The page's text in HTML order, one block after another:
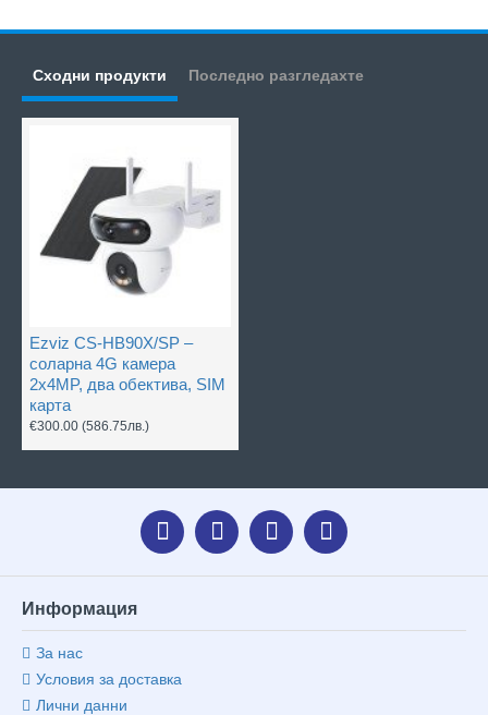
Сходни продукти Последно разгледахте
Ezviz CS-HB90X/SP –
соларна 4G камера
2x4MP, два обектива, SIM
карта
€300.00 (586.75лв.)
Информация
За нас
Условия за доставка
Лични данни